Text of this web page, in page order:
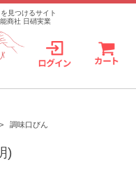
見つけるサイト
商社 日硝実業
> 調味口びん
)